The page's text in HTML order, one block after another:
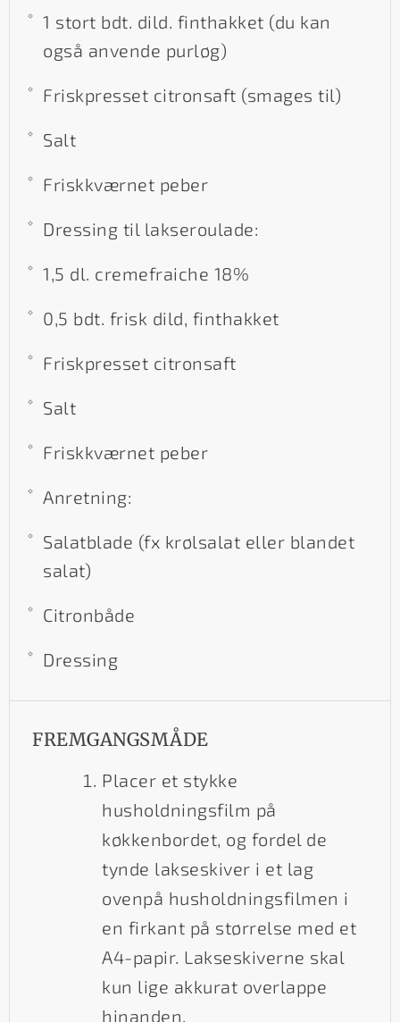
1 stort bdt. dild. finthakket (du kan
også anvende purløg)
Friskpresset citronsaft (smages til)
Salt
Friskkværnet peber
Dressing til lakseroulade:
1,5 dl. cremefraiche 18%
0,5 bdt. frisk dild, finthakket
Friskpresset citronsaft
Salt
Friskkværnet peber
Anretning:
Salatblade (fx krølsalat eller blandet
salat)
Citronbåde
Dressing
FREMGANGSMÅDE
Placer et stykke
husholdningsfilm på
køkkenbordet, og fordel de
tynde lakseskiver i et lag
ovenpå husholdningsfilmen i
en firkant på størrelse med et
A4-papir. Lakseskiverne skal
kun lige akkurat overlappe
hinanden.